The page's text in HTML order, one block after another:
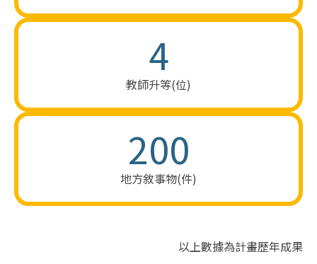
4
教​師升​等​(位)
200
​地方​敘​事物(件)
以上數據為計畫歷年成果